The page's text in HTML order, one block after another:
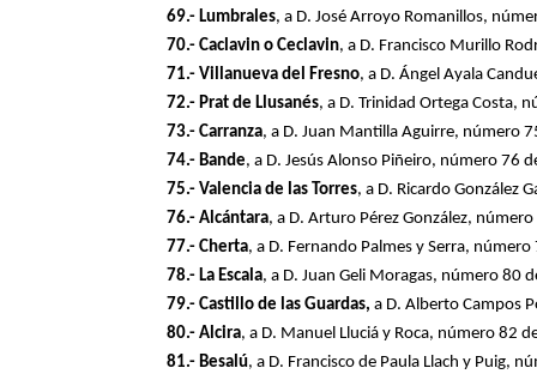
69.- Lumbrales, a D. José Arroyo Romanillos,
70.- Caclavin o Ceclavin, a D. Francisco Murillo
71.- Villanueva del Fresno, a D. Ángel Ayala
72.- Prat de Llusanés, a D. Trinidad Ortega Costa,
73.- Carranza, a D. Juan Mantilla Aguirre, número
74.- Bande, a D. Jesús Alonso Piñeiro, número
75.- Valencia de las Torres, a D. Ricardo González
76.- Alcántara, a D. Arturo Pérez González,
77.- Cherta, a D. Fernando Palmes y Serra,
78.- La Escala, a D. Juan Geli Moragas, número
79.- Castillo de las Guardas, a D. Alberto Campos
80.- Alcira, a D. Manuel Lluciá y Roca, número 82
81.- Besalú, a D. Francisco de Paula Llach y Puig,